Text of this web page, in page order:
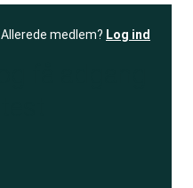
Allerede medlem? Log ind